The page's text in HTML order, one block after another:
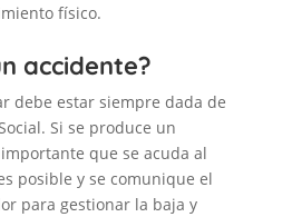
físico.
accidente?
debe estar siempre dada de
Si se produce un
que se acuda al
posible y se comunique el
para gestionar la baja y